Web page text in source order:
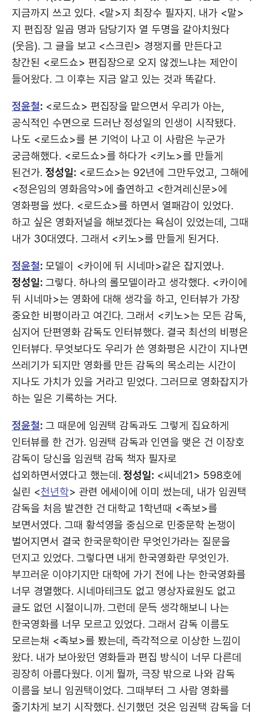
지금까지 쓰고 있다. <말>지 최장수 필자지. 내가 <말>
지 편집장 일곱 명과 담당기자 열 두명을 갈아치웠다
(웃음). 그 글을 보고 <스크린> 경쟁지를 만든다고
창간된 <로드쇼> 편집장으로 오지 않겠느냐는 제안이
들어왔다. 그 이후는 지금 알고 있는 것과 똑같다.
정윤철: <로드쇼> 편집장을 맡으면서 우리가 아는,
공식적인 수면으로 드러난 정성일의 인생이 시작됐다.
나도 <로드쇼>를 본 기억이 나고 이 사람은 누군가
궁금해했다. <로드쇼>를 하다가 <키노>를 만들게
된건가. 정성일: <로드쇼>는 92년에 그만두었고, 그해에
<정은임의 영화음악>에 출연하고 <한겨레신문>에
영화평을 썼다. <로드쇼>를 하면서 열패감이 있었다.
하고 싶은 영화저널을 해보겠다는 욕심이 있었는데, 그때
내가 30대였다. 그래서 <키노>를 만들게 된거다.
정윤철: 모델이 <카이에 뒤 시네마>같은 잡지였나.
정성일: 그렇다. 하나의 롤모델이라고 생각했다. <카이에
뒤 시네마>는 영화에 대해 생각을 하고, 인터뷰가 가장
중요한 비평이라고 여긴다. 그래서 <키노>는 모든 감독,
심지어 단편영화 감독도 인터뷰했다. 결국 최선의 비평은
인터뷰다. 무엇보다도 우리가 쓴 영화평은 시간이 지나면
쓰레기가 되지만 영화를 만든 감독의 목소리는 시간이
지나도 가치가 있을 거라고 믿었다. 그러므로 영화잡지가
하는 일은 기록하는 거다.
정윤철: 그 때문에 임권택 감독과도 그렇게 집요하게
인터뷰를 한 건가. 임권택 감독과 인연을 맺은 건 이장호
감독이 당신을 임권택 감독 책자 필자로
섭외하면서였다고 했는데.정성일: <씨네21> 598호에
실린 <천년학> 관련 에세이에 이미 썼는데, 내가 임권택
감독을 처음 발견한 건 대학교 1학년때 <족보>를
보면서였다. 그때 황석영을 중심으로 민중문학 논쟁이
벌어지면서 결국 한국문학이란 무엇인가라는 질문을
던지고 있었다. 그렇다면 내게 한국영화란 무엇인가.
부끄러운 이야기지만 대학에 가기 전에 나는 한국영화를
너무 경멸했다. 시네마테크도 없고 영상자료원도 없고
글도 없던 시절이니까. 그런데 문득 생각해보니 나는
한국영화를 너무 모르고 있었다. 그래서 감독 이름도
모르는채 <족보>를 봤는데, 즉각적으로 이상한 느낌이
왔다. 내가 보아왔던 영화들과 편집 방식이 너무 다른데
굉장히 아름다웠다. 이게 뭘까, 극장 밖으로 나와 감독
이름을 보니 임권택이었다. 그때부터 그 사람 영화를
줄기차게 보기 시작했다. 신기했던 것은 임권택 감독을 더